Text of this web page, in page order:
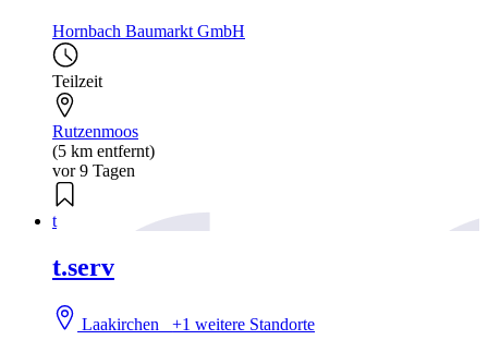
Hornbach Baumarkt GmbH
Teilzeit
Rutzenmoos
(5 km entfernt)
vor 9 Tagen
t
t.serv
Laakirchen+1 weitere Standorte